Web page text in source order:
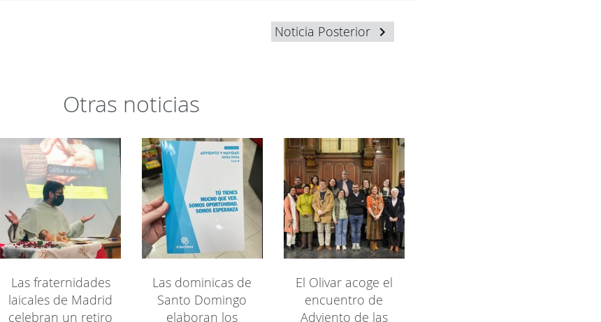
Noticia Posterior
Otras noticias
Las fraternidades
laicales de Madrid
celebran un retiro
Las dominicas de
Santo Domingo
elaboran los
El Olivar acoge el
encuentro de
Adviento de las